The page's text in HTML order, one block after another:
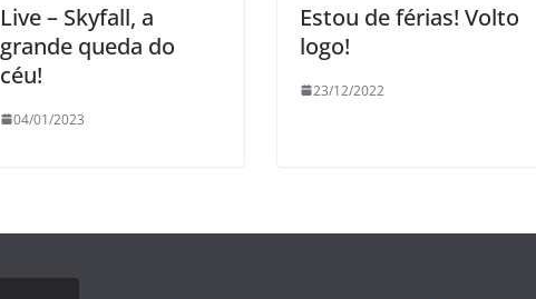
Live – Skyfall, a
grande queda do
céu!
04/01/2023
Estou de férias! Volto
logo!
23/12/2022